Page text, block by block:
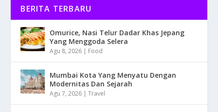
BERITA TERBARU
Omurice, Nasi Telur Dadar Khas Jepang
Yang Menggoda Selera
Agu 8, 2026 | Food
Mumbai Kota Yang Menyatu Dengan
Modernitas Dan Sejarah
Agu 7, 2026 |Travel